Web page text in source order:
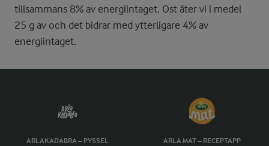
tillsammans 8% av energiintaget. Ost äter vi i medel
25 g av och det bidrar med ytterligare 4% av
energiintaget.
ARLAKADABRA – PYSSEL
ARLA MAT – RECEPTAPP